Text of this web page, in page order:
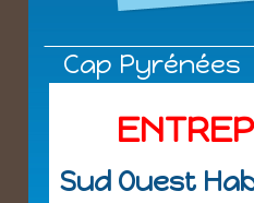
Cap Pyrénées
Sud Ouest